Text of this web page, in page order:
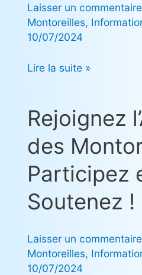
Laisser un commentaire
Montoreilles,
10/07/2024
feux
d’artifice
du
juillet
Lire la suite »
Rejoignez
des
Participez
Soutenez !
Laisser un commentaire
Montoreilles,
10/07/2024
Rejoignez
l’Aventure
des
Montoreilles
:
Participez
et
!